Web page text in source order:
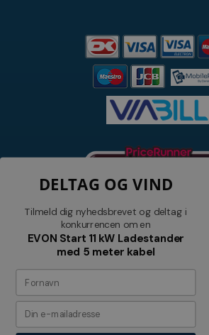
Nyhedsbrev
Tilmeld dig vores
modtag relevante tilbud
DELTAG OG VIND
Tilmeld dig nyhedsbrevet og deltag i
konkurrencen om en
EVON Start 11 kW Ladestander
med 5 meter kabel